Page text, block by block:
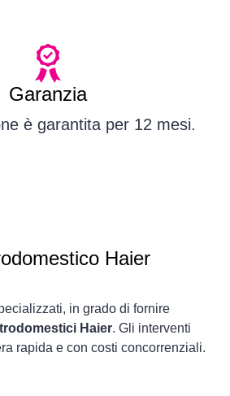
Garanzia
è garantita per 12 mesi.
Haier
in grado di fornire
Haier. Gli interventi
rapida e con costi concorrenziali.